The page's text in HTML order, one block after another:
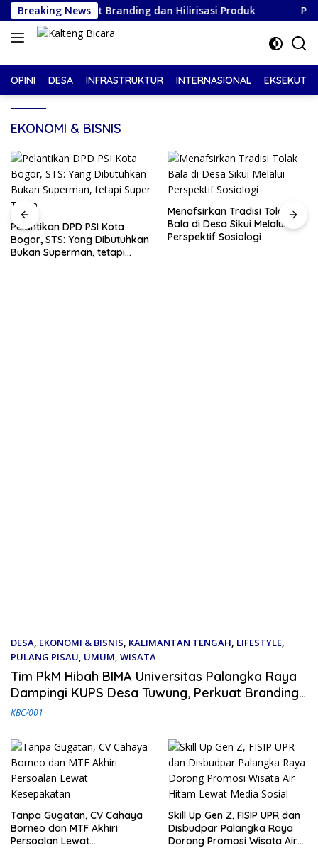
Langsung
ke
konten
Breaking News
Perkuat Branding dan Hilirisasi Produk Pelantikan
OPINI DESA INFRASTRUKTUR INTERNASIONAL EKSEKUTIF
EKONOMI & BISNIS
Pelantikan DPD PSI Kota
Bogor, STS: Yang Dibutuhkan
Bukan Superman, tetapi
Menafsirkan Tradisi Tolak
Bala di Desa Sikui Melalui
Perspektif Sosiologi
DESA, EKONOMI & BISNIS, KALIMANTAN TENGAH, LIFESTYLE,
PULANG PISAU, UMUM, WISATA
3 Agustus 2026
Tim PkM Hibah BIMA Universitas Palangka Raya
Dampingi KUPS Desa Tuwung, Perkuat Branding
dan Hilirisasi Produk
KBC/001
Tanpa Gugatan, CV Cahaya
Borneo dan MTF Akhiri
Persoalan Lewat
Skill Up Gen Z, FISIP UPR dan
Disbudpar Palangka Raya
Dorong Promosi Wisata Air